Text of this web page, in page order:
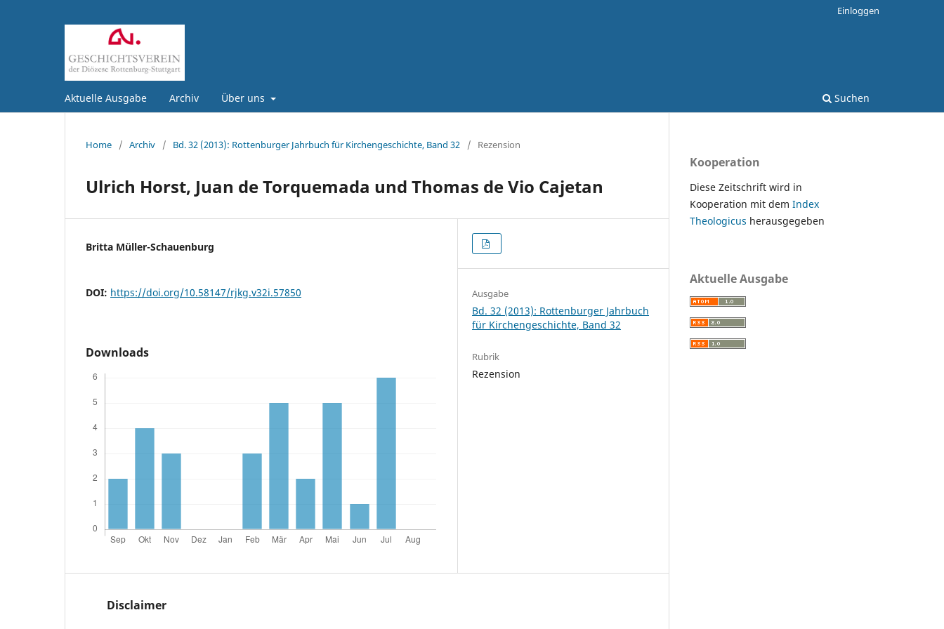
Aktuelle Ausgabe Archiv Über uns Suchen
Einloggen
Home / Archiv / Bd. 32 (2013): Rottenburger Jahrbuch für Kirchengeschichte, Band 32 / Rezension
Ulrich Horst, Juan de Torquemada und Thomas de Vio Cajetan
Britta Müller-Schauenburg
DOI: https://doi.org/10.58147/rjkg.v32i.57850
Downloads
Ausgabe
Bd. 32 (2013): Rottenburger Jahrbuch
für Kirchengeschichte, Band 32
Rubrik
Rezension
Disclaimer
Kooperation
Diese Zeitschrift wird in
Kooperation mit dem Index
Theologicus herausgegeben
Aktuelle Ausgabe